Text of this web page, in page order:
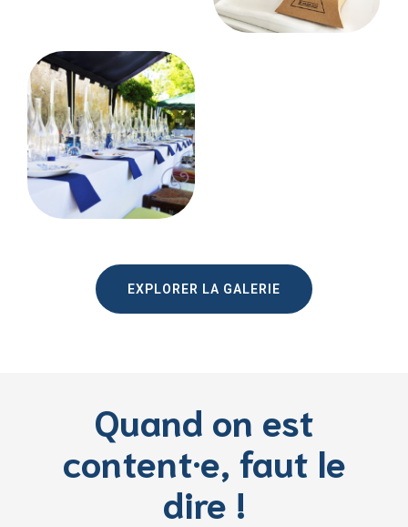
EXPLORER LA GALERIE
Quand on est
content·e, faut le
dire !